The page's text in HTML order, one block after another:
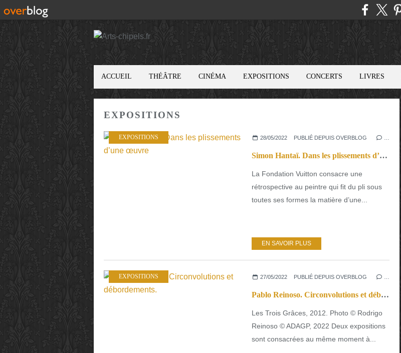
ACCUEIL THÉÂTRE CINÉMA EXPOSITIONS CONCERTS LIVRES
EXPOSITIONS
EXPOSITIONS 28/05/2022 PUBLIÉ DEPUIS OVERBLOG
Simon Hantaï. Dans les plissements d’une œuvre
La Fondation Vuitton consacre une
rétrospective au peintre qui fit du pli sous
toutes ses formes la matière d’une...
EN SAVOIR PLUS
EXPOSITIONS 27/05/2022 PUBLIÉ DEPUIS OVERBLOG
Pablo Reinoso. Circonvolutions et débordements.
Les Trois Grâces, 2012. Photo © Rodrigo
Reinoso © ADAGP, 2022 Deux expositions
sont consacrées au même moment à...